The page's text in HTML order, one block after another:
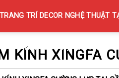
TRÍ DECOR NGHỆ THUẬT
KÍNH SỌC TẠI HÀ NỘI {
KÍNH XINGFA